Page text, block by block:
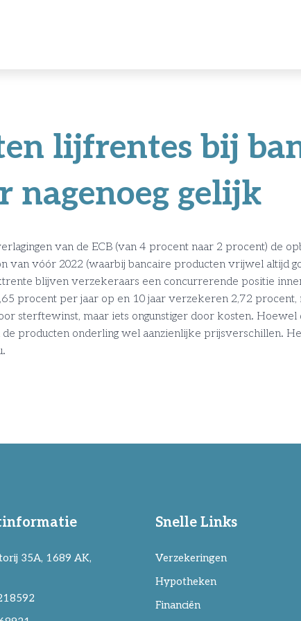
lijfrentes bij
nagenoeg gelijk
van de ECB (van 4 procent naar 2 procent) de
van vóór 2022 (waarbij bancaire producten vrijwel altijd
blijven verzekeraars een concurrerende positie
procent per jaar op en 10 jaar verzekeren 2,72
sterftewinst, maar iets ongunstiger door kosten. Hoewel
de producten onderling wel aanzienlijke prijsverschillen.
35A, 1689 AK,
Snelle Links
Verzekeringen
Hypotheken
Financiën